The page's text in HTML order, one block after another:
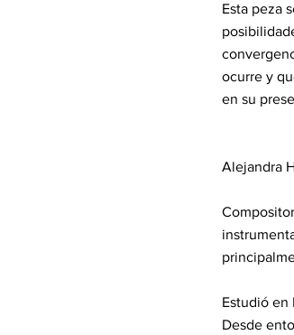
Esta peza
ocurre y
en su
Alejandra
Estudió en
Desde